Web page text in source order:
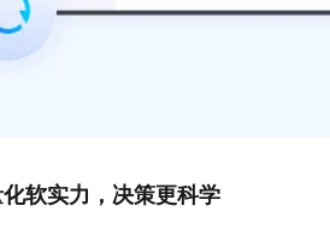
软实力，决策更科学